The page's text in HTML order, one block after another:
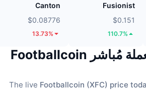
Fusionist
$0.151
110.7%
Canton
$0.08776
13.73%
بيانات سعر العملة مُباشر Footballcoin
The live Footballcoin (XFC) price